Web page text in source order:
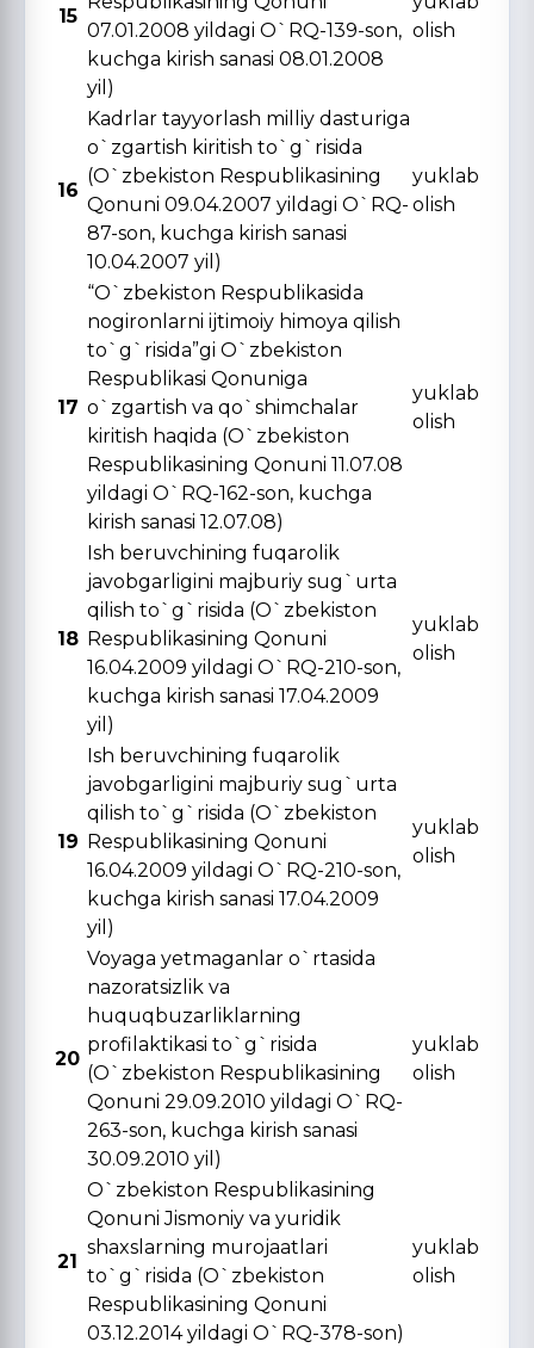
15
07.01.2008 yildagi O`RQ-139-son,
kuchga kirish sanasi 08.01.2008
yil)
olish
16
Kadrlar tayyorlash milliy dasturiga
o`zgartish kiritish to`g`risida
(O`zbekiston Respublikasining
Qonuni 09.04.2007 yildagi O`RQ-
87-son, kuchga kirish sanasi
10.04.2007 yil)
yuklab
olish
17
“O`zbekiston Respublikasida
nogironlarni ijtimoiy himoya qilish
to`g`risida”gi O`zbekiston
Respublikasi Qonuniga
o`zgartish va qo`shimchalar
kiritish haqida (O`zbekiston
Respublikasining Qonuni 11.07.08
yildagi O`RQ-162-son, kuchga
kirish sanasi 12.07.08)
yuklab
olish
18
Ish beruvchining fuqarolik
javobgarligini majburiy sug`urta
qilish to`g`risida (O`zbekiston
Respublikasining Qonuni
16.04.2009 yildagi O`RQ-210-son,
kuchga kirish sanasi 17.04.2009
yil)
yuklab
olish
19
Ish beruvchining fuqarolik
javobgarligini majburiy sug`urta
qilish to`g`risida (O`zbekiston
Respublikasining Qonuni
16.04.2009 yildagi O`RQ-210-son,
kuchga kirish sanasi 17.04.2009
yil)
yuklab
olish
20
Voyaga yetmaganlar o`rtasida
nazoratsizlik va
huquqbuzarliklarning
profilaktikasi to`g`risida
(O`zbekiston Respublikasining
Qonuni 29.09.2010 yildagi O`RQ-
263-son, kuchga kirish sanasi
30.09.2010 yil)
yuklab
olish
21
O`zbekiston Respublikasining
Qonuni Jismoniy va yuridik
shaxslarning murojaatlari
to`g`risida (O`zbekiston
Respublikasining Qonuni
03.12.2014 yildagi O`RQ-378-son)
yuklab
olish